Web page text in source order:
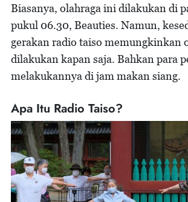
Biasanya, olahraga ini dilakukan di
pukul 06.30, Beauties. Namun,
gerakan radio taiso memungkinkan
dilakukan kapan saja. Bahkan para
melakukannya di jam makan siang.
Apa Itu Radio Taiso?